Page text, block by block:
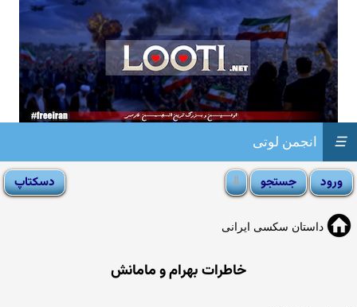
انجمن لوتی ☰
داستان سکسی ایرانی
خاطرات بهرام و مامانش